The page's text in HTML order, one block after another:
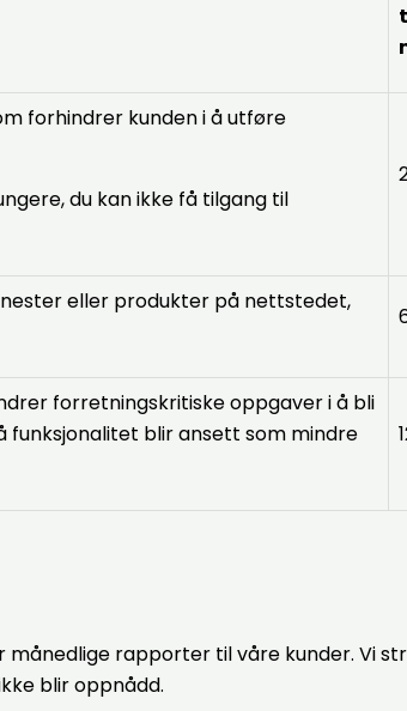
forhindrer kunden i å utføre
du kan ikke få tilgang til
eller produkter på nettstedet,
forretningskritiske oppgaver i å bli
blir ansett som mindre
rapporter til våre kunder. Vi
blir oppnådd.